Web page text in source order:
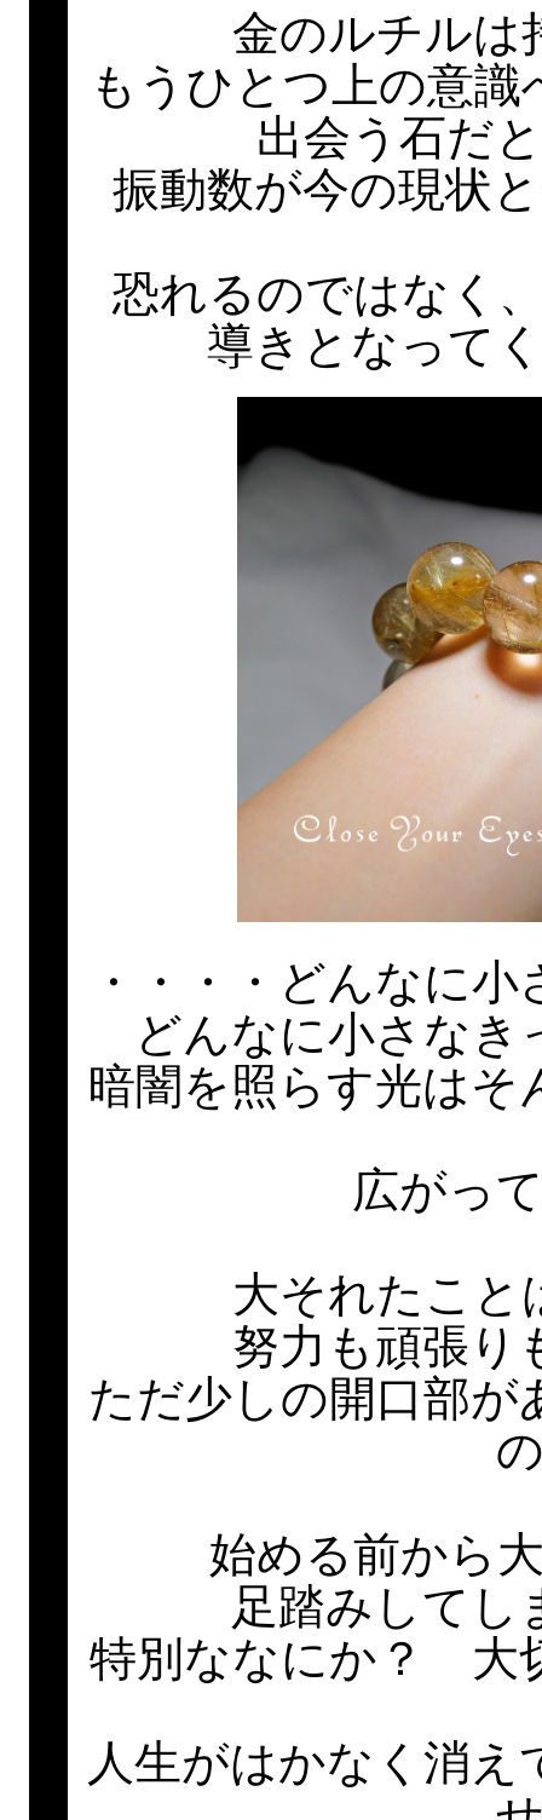
金のルチルは
もうひとつ上の意
出会う石だ
振動数が今の現状
恐れるのではなく
導きとなって
・・・・どんなに
どんなに小さな
暗闇を照らす光はそ
広がっ
大それたこと
努力も頑張り
ただ少しの開口部が
始める前から
足踏みしてし
特別ななにか？ 大
人生がはかなく消